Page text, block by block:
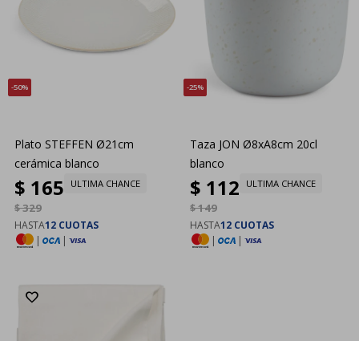
50
Plato STEFFEN Ø21cm
cerámica blanco
$ 165
$329
ULTIMA CHANCE
HASTA12 CUOTAS
|
|
25
Taza JON Ø8xA8cm 20cl
blanco
$ 112
$149
ULTIMA CHANCE
HASTA12 CUOTAS
|
|